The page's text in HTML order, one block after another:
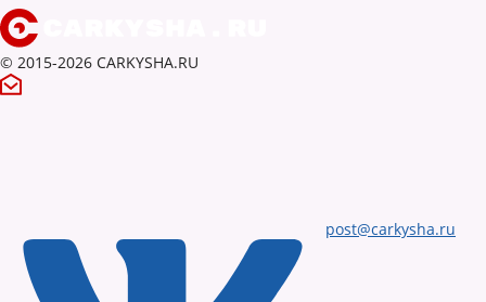
© 2015-2026 CARKYSHA.RU
post@carkysha.ru